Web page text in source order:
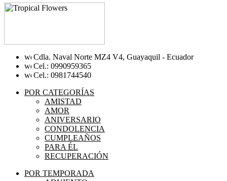
Cdla. Naval Norte MZ4 V4, Guayaquil - Ecuador
Cel.: 0990959365
Cel.: 0981744540
POR CATEGORÍAS
AMISTAD
AMOR
ANIVERSARIO
CONDOLENCIA
CUMPLEAÑOS
PARA ÉL
RECUPERACIÓN
POR TEMPORADA